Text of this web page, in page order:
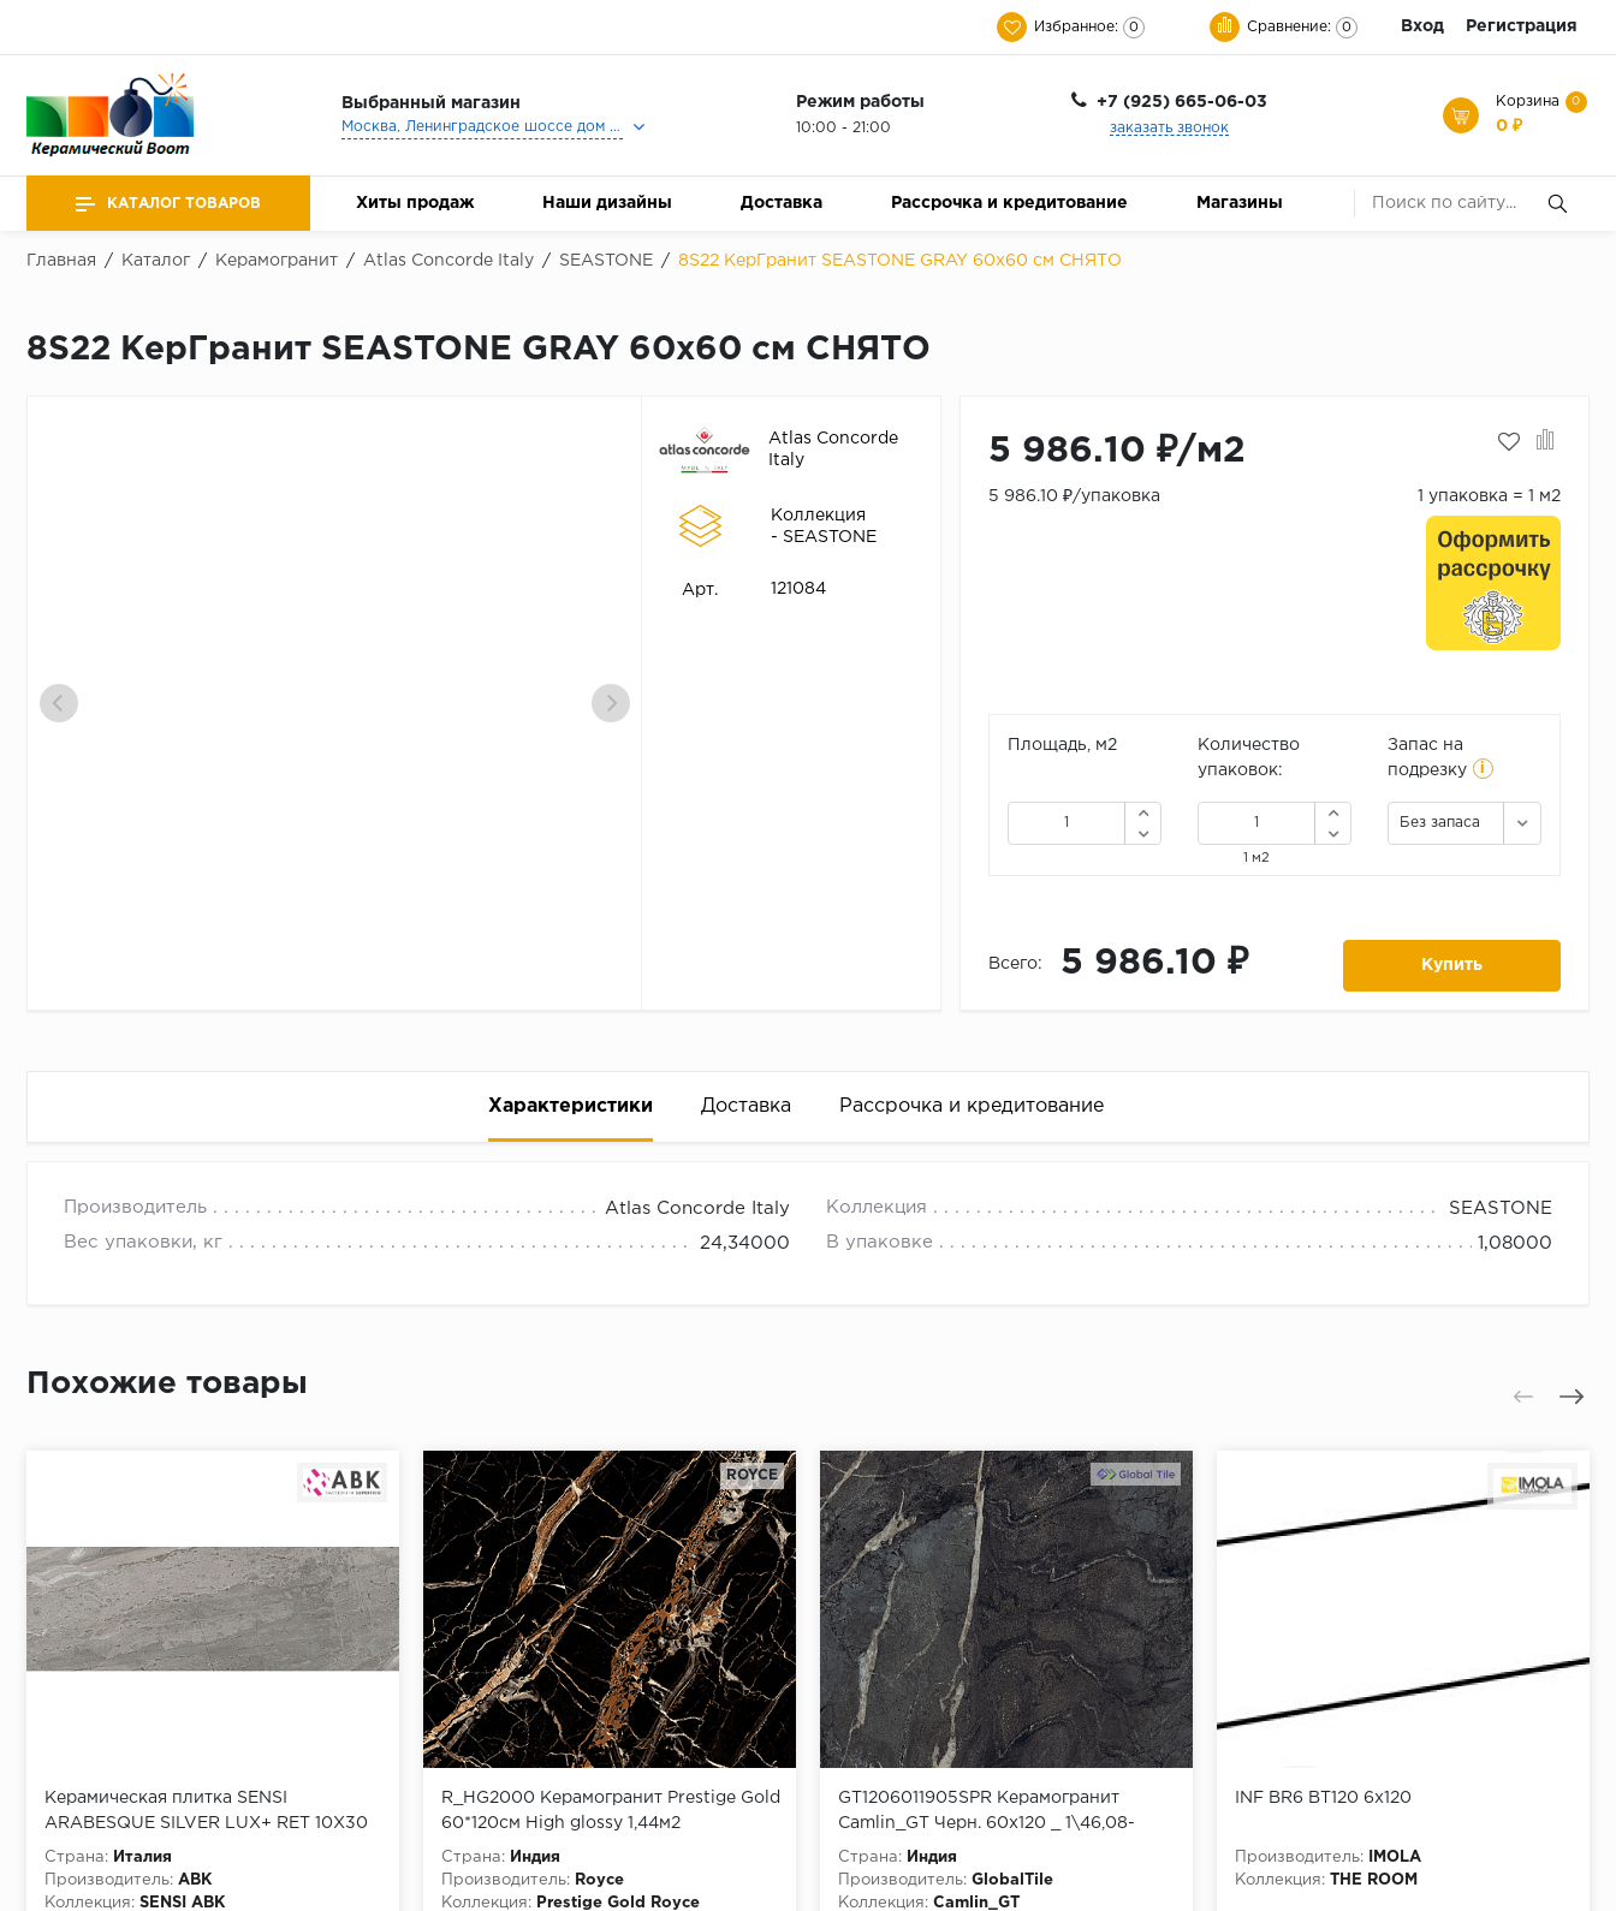
Избранное: 0 Сравнение: 0 Вход Регистрация
Выбранный магазин
Москва, Ленинградское шоссе дом 25, Торговый Центр Family Room, 2-ой этаж, Магазин Керамический Бум.
Режим работы
10:00 - 21:00
+7 (925) 665-06-03
заказать звонок
Корзина 0
0 ₽
КАТАЛОГ ТОВАРОВ Хиты продаж Наши дизайны Доставка Рассрочка и кредитование Магазины
Главная / Каталог / Керамогранит / Atlas Concorde Italy / SEASTONE / 8S22 КерГранит SEASTONE GRAY 60x60 см СНЯТО
8S22 КерГранит SEASTONE GRAY 60x60 см СНЯТО
Atlas Concorde
Italy
Коллекция
- SEASTONE
Арт. 121084
5 986.10 ₽/м2
5 986.10 ₽/упаковка 1 упаковка = 1 м2
Площадь, м2
Количество
упаковок:
1 м2
Запас на
подрезку
i
Без запаса
Всего: 5 986.10 ₽ Купить
Характеристики Доставка Рассрочка и кредитование
Производитель Atlas Concorde Italy Коллекция SEASTONE
Вес упаковки, кг 24,34000 В упаковке 1,08000
Высокая вероятность одобрения: до 95%
Срок предоставления кредита от 3 до 36 месяцев Срок предоставления рассрочки от 3 до 10 месяцев
Достаточно только паспорта
Похожие товары
Керамическая плитка SENSI
ARABESQUE SILVER LUX+ RET 10X30
Страна:
Италия
Производитель: ABK
Коллекция: SENSI ABK
ROYCE
R_HG2000 Керамогранит Prestige Gold
60*120см High glossy 1,44м2
Страна:
Индия
Производитель:
Royce
Коллекция:
Prestige Gold Royce
GT1206011905SPR Керамогранит
Camlin_GT Черн. 60x120 _ 1\46,08-
monarch
Страна:
Индия
Производитель: GlobalTile
Коллекция: Camlin_GT
INF BR6 BT120 6x120
Производитель:
IMOLA
Коллекция:
THE ROOM